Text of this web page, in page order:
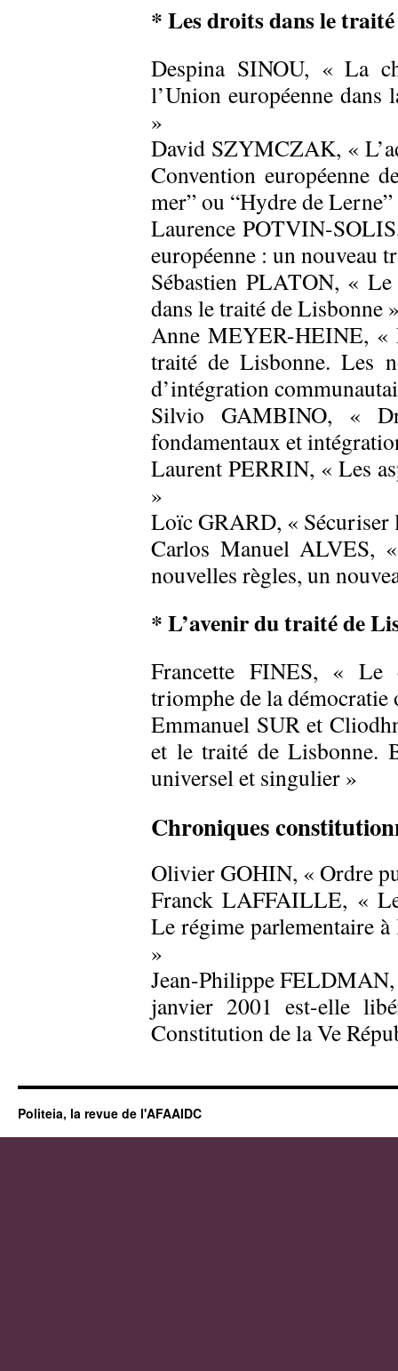
* Les droits dans le
Despina SINOU, « La
l’Union européenne
»
David SZYMCZAK, «
Convention européenne
mer” ou “Hydre de Lerne”
Laurence POTVIN-
européenne : un nouveau
Sébastien PLATON, «
dans le traité de Lisbonne
Anne MEYER-HEINE, «
traité de Lisbonne. Les
d’intégration
Silvio GAMBINO, «
fondamentaux et
Laurent PERRIN, « Les
»
Loïc GRARD, « Sécuriser
Carlos Manuel ALVES,
nouvelles règles, un
* L’avenir du traité de
Francette FINES, «
triomphe de la démocratie
Emmanuel SUR et
et le traité de Lisbonne.
universel et singulier »
Chroniques
Olivier GOHIN, « Ordre
Franck LAFFAILLE, «
Le régime parlementaire
»
Jean-Philippe
janvier 2001 est-elle
Constitution de la Ve
Politeia, la revue de l'AFAAIDC